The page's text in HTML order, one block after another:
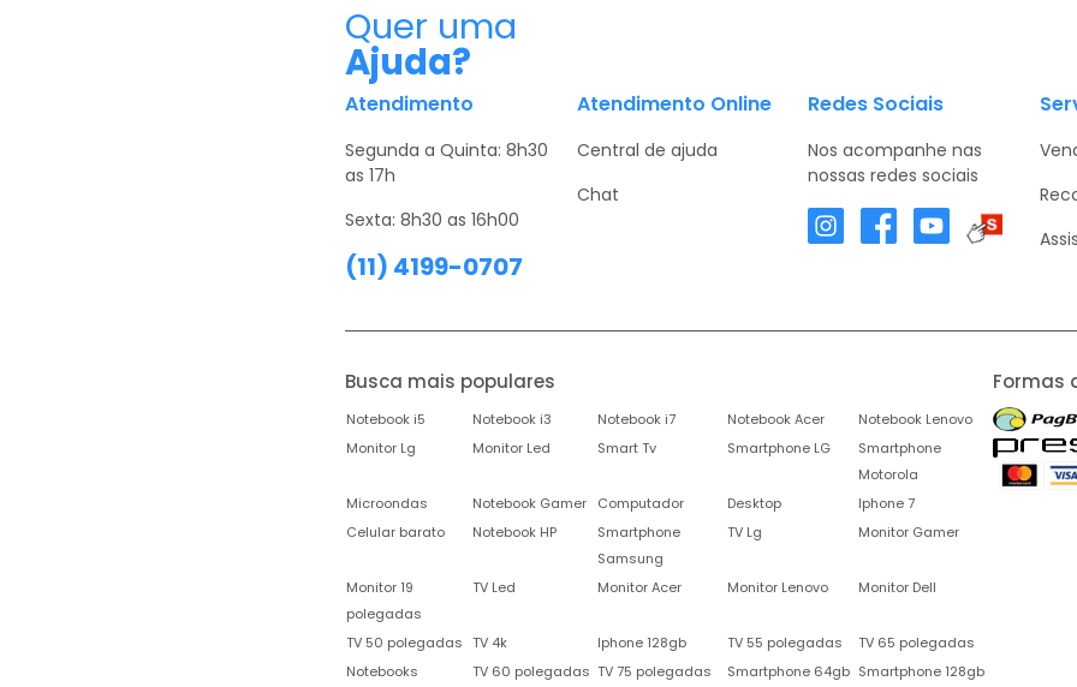
Quer uma
Ajuda?
Atendimento
Segunda a Quinta: 8h30
as 17h
Sexta: 8h30 as 16h00
(11) 4199-0707
Atendimento Online
Central de ajuda
Chat
Redes Sociais
Nos acompanhe nas
nossas redes sociais
Busca mais populares
Notebook i5 Notebook i3 Notebook i7 Notebook Acer
Notebook Lenovo
Monitor Lg
Monitor Led Smart Tv Smartphone LG
Smartphone
Motorola
Microondas
Notebook Gamer Computador Desktop
Iphone 7
Celular barato
Notebook HP
Smartphone
Samsung
TV Lg Monitor Gamer
Monitor 19
polegadas
TV Led Monitor Acer Monitor Lenovo Monitor Dell
TV 50 polegadas TV 4k Iphone 128gb TV 55 polegadas
TV 65 polegadas
Notebooks
TV 60 polegadas TV 75 polegadas Smartphone 64gb Smartphone 128gb
Formas